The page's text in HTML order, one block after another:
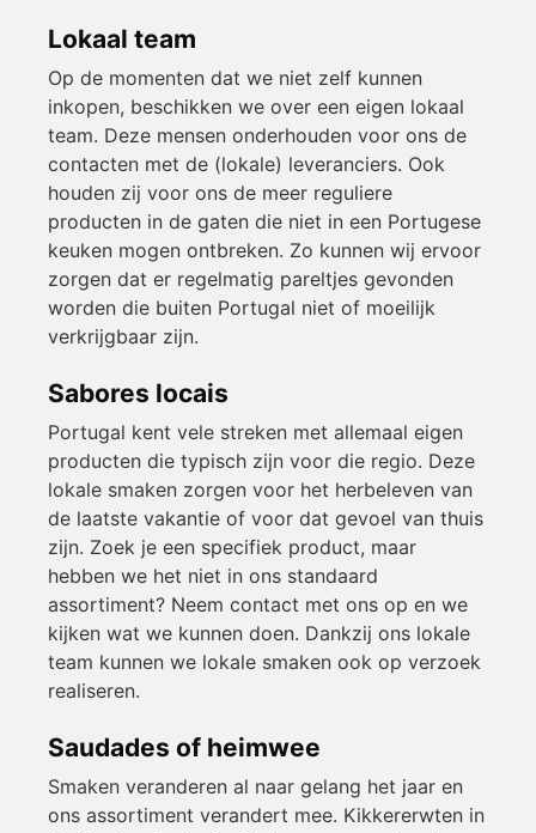
Lokaal team
Op de momenten dat we niet zelf kunnen
inkopen, beschikken we over een eigen lokaal
team. Deze mensen onderhouden voor ons de
contacten met de (lokale) leveranciers. Ook
houden zij voor ons de meer reguliere
producten in de gaten die niet in een Portugese
keuken mogen ontbreken. Zo kunnen wij ervoor
zorgen dat er regelmatig pareltjes gevonden
worden die buiten Portugal niet of moeilijk
verkrijgbaar zijn.
Sabores locais
Portugal kent vele streken met allemaal eigen
producten die typisch zijn voor die regio. Deze
lokale smaken zorgen voor het herbeleven van
de laatste vakantie of voor dat gevoel van thuis
zijn. Zoek je een specifiek product, maar
hebben we het niet in ons standaard
assortiment? Neem contact met ons op en we
kijken wat we kunnen doen. Dankzij ons lokale
team kunnen we lokale smaken ook op verzoek
realiseren.
Saudades of heimwee
Smaken veranderen al naar gelang het jaar en
ons assortiment verandert mee. Kikkererwten in